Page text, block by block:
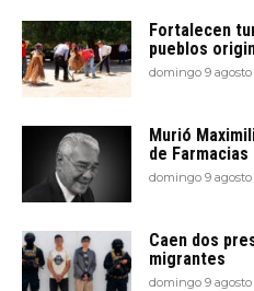
Fortalecen
pueblos
domingo 9 agosto
Murió
de
domingo 9 agosto
Caen dos
migrantes
domingo 9 agosto